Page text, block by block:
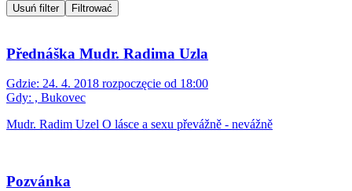
Usuń filter Filtrować
Přednáška Mudr. Radima Uzla
Gdzie: 24. 4. 2018 rozpoczęcie od 18:00
Gdy: , Bukovec
Mudr. Radim Uzel O lásce a sexu převážně - nevážně
Pozvánka